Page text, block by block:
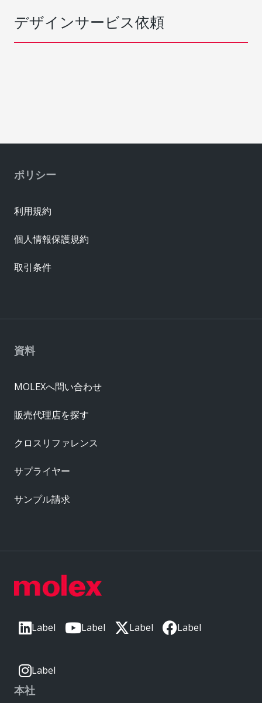
デザインサービス依頼
Label Label Label Label
Label
本社
資料
MOLEXへ問い合わせ
販売代理店を探す
クロスリファレンス
サプライヤー
サンプル請求
ポリシー
利用規約
個人情報保護規約
取引条件